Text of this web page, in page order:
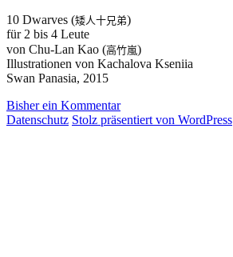
10 Dwarves (矮人十兄弟)
für 2 bis 4 Leute
von Chu-Lan Kao (高竹嵐)
Illustrationen von Kachalova Kseniia
Swan Panasia, 2015
Bisher ein Kommentar
Datenschutz Stolz präsentiert von WordPress